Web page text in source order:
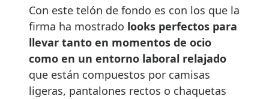
Con este telón de fondo es con los que la
firma ha mostrado looks perfectos para
llevar tanto en momentos de ocio
como en un entorno laboral relajado
que están compuestos por camisas
ligeras, pantalones rectos o chaquetas